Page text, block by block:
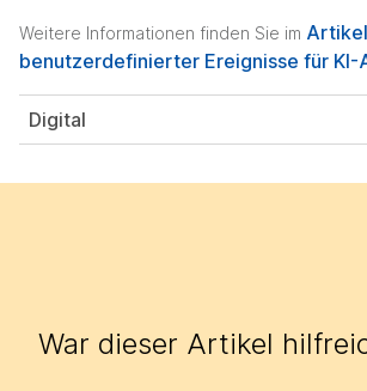
Weitere Informationen finden Sie im
benutzerdefinierter Ereignisse für KI-
Digital
War dieser Artikel